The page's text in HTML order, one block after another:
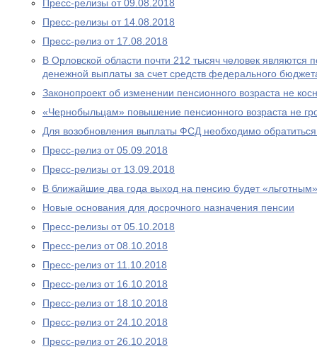
Пресс-релизы от 09.08.2018
Пресс-релизы от 14.08.2018
Пресс-релиз от 17.08.2018
В Орловской области почти 212 тысяч человек являются
денежной выплаты за счет средств федерального
Законопроект об изменении пенсионного возраста не
«Чернобыльцам» повышение пенсионного возраста не
Для возобновления выплаты ФСД необходимо
Пресс-релиз от 05.09.2018
Пресс-релизы от 13.09.2018
В ближайшие два года выход на пенсию будет «льготным»
Новые основания для досрочного назначения пенсии
Пресс-релизы от 05.10.2018
Пресс-релиз от 08.10.2018
Пресс-релиз от 11.10.2018
Пресс-релиз от 16.10.2018
Пресс-релиз от 18.10.2018
Пресс-релиз от 24.10.2018
Пресс-релиз от 26.10.2018